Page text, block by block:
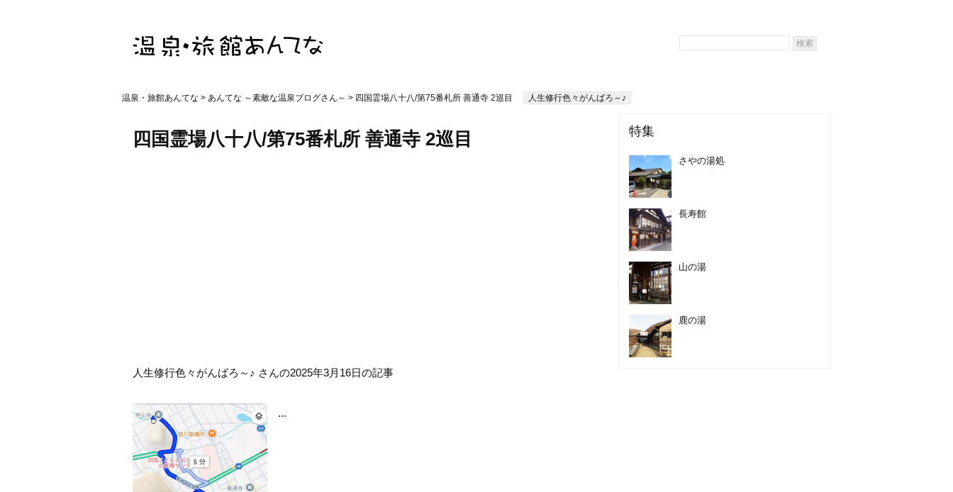
温泉・旅館あんてな > あんてな ～素敵な温泉ブログさん～ > 四国霊場八十八/第75番札所 善通寺 2巡目 人生修行色々がんばろ～♪
四国霊場八十八/第75番札所 善通寺 2巡目
人生修行色々がんばろ～♪ さんの2025年3月16日の記事
...
特集
さやの湯処
長寿館
山の湯
鹿の湯